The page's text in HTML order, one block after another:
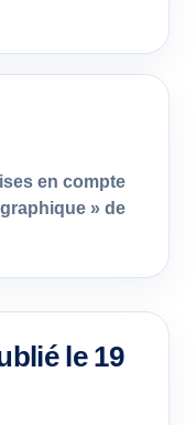
en compte
» de
le 19